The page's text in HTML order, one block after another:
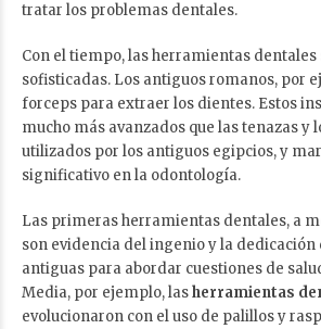
tratar los problemas dentales.
Con el tiempo, las herramientas dentales
sofisticadas. Los antiguos romanos, por
forceps para extraer los dientes. Estos
mucho más avanzados que las tenazas y
utilizados por los antiguos egipcios, y
significativo en la odontología.
Las primeras herramientas dentales, a
son evidencia del ingenio y la dedicación
antiguas para abordar cuestiones de
Media, por ejemplo, lasherramientas
evolucionaron con el uso de palillos y